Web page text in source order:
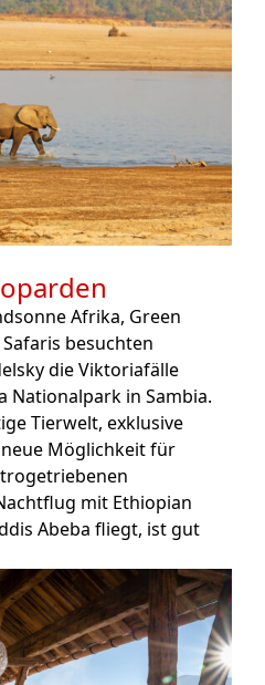
Afrika, Green
besuchten
die Viktoriafälle
Nationalpark in Sambia.
Tierwelt, exklusive
Möglichkeit für
mit Ethiopian
Abeba fliegt, ist gut